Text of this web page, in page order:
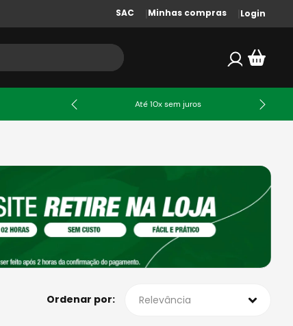
SAC Minhas compras Login
Até 10x sem juros
Relevância